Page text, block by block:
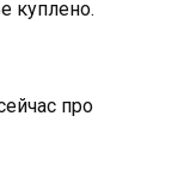
куплено.
про